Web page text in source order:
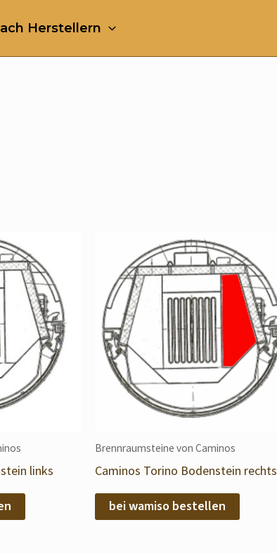
Herstellern
links
Brennraumsteine von Caminos
Caminos Torino Bodenstein rechts
bei wamiso bestellen